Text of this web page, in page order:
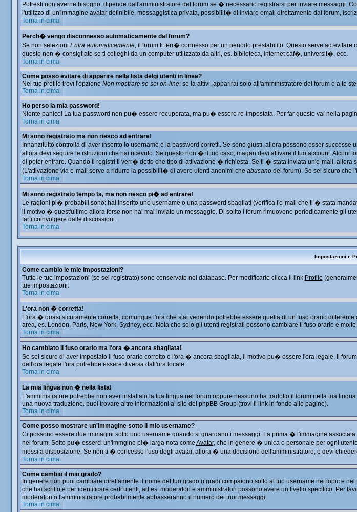
Potresti non averne bisogno, dipende dall'amministratore del forum se � necessario registrarsi per inviare messaggi.
l'utilizzo di un'immagine avatar definibile, messaggistica privata, possibilit� di inviare email direttamente dal forum,
Torna in cima
Perch� vengo disconnesso automaticamente dal forum?
Se non selezioni Entra automaticamente, il forum ti terr� connesso per un periodo prestabilito. Questo serve ad
questo non � consigliato se ti colleghi da un computer utilizzato da altri, es. biblioteca, internet caf�, universit�, ecc.
Torna in cima
Come posso evitare di apparire nella lista delgi utenti in linea?
Nel tuo profilo trovi l'opzione Non mostrare se sei on-line: se la attivi, apparirai solo all'amministratore del forum e a te
Torna in cima
Ho perso la mia password!
Niente panico! La tua password non pu� essere recuperata, ma pu� essere re-impostata. Per far questo vai nella
Torna in cima
Mi sono registrato ma non riesco ad entrare!
Innanzitutto controlla di aver inserito lo username e la password corretti. Se sono giusti, allora possono esser
allora devi seguire le istruzioni che hai ricevuto. Se questo non � il tuo caso, magari devi attivare il tuo account.
di poter entrare. Quando ti registri ti verr� detto che tipo di attivazione � richiesta. Se ti � stata inviata un'e-mail,
(L'attivazione via e-mail serve a ridurre la possibilit� di avere utenti anonimi che abusanodel forum). Se sei sicuro che
Torna in cima
Mi sono registrato tempo fa, ma non riesco pi� ad entrare!
Le ragioni pi� probabili sono: hai inserito uno username o una password sbagliati (verifica l'e-mail che ti � stata
il motivo � quest'ultimo allora forse non hai mai inviato un messaggio. Di solito i forum rimuovono periodicamente gli
farti coinvolgere dalle discussioni.
Torna in cima
Impostazioni e
Come cambio le mie impostazioni?
Tutte le tue impostazioni (se sei registrato) sono conservate nel database. Per modificarle clicca il link Profilo
tue impostazioni.
Torna in cima
L'ora non � corretta!
L'ora � quasi sicuramente corretta, comunque l'ora che stai vedendo potrebbe essere quella di un fuso orario
area, es. London, Paris, New York, Sydney, ecc. Nota che solo gli utenti registrati possono cambiare il fuso orario e
Torna in cima
Ho cambiato il fuso orario ma l'ora � ancora sbagliata!
Se sei sicuro di aver impostato il fuso orario corretto e l'ora � ancora sbagliata, il motivo pu� essere l'ora legale. Il
dell'ora legale l'ora potrebbe essere diversa dall'ora locale.
Torna in cima
La mia lingua non � nella lista!
L'amministratore potrebbe non aver installato la tua lingua nel forum oppure nessuno ha tradotto il forum nella tua
una nuova traduzione. puoi trovare altre informazioni al sito del phpBB Group (trovi il link in fondo alle pagine).
Torna in cima
Come posso mostrare un'immagine sotto il mio username?
Ci possono essere due immagini sotto uno username quando si guardano i messaggi. La prima � l'immagine
nei forum. Sotto pu� esserci un'immgine pi� larga nota come Avatar, che in genere � unica o personale per ogni
messi a disposizione. Se non ti � concesso l'uso degli avatar, allora � una decisione dell'amministratore, e devi
Torna in cima
Come cambio il mio grado?
In genere non puoi cambiare direttamente il nome del tuo grado (i gradi compaiono sotto al tuo username nei topic e
che hai scritto e per identificare certi utenti, ad es. moderatori e amministratori possono avere un livello specifico. Per
moderatori o l'amministratore probabilmente abbasseranno il numero dei tuoi messaggi.
Torna in cima